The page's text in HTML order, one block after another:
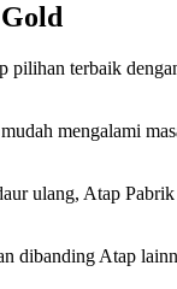
terbaik
mengalami
ulang, Atap
Atap